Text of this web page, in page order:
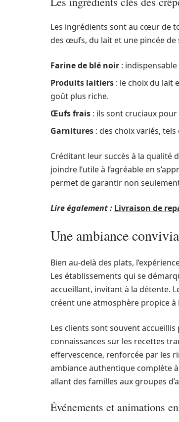
Les ingrédients sont au cœur de
des œufs, du lait et une pincée
Farine de blé noir :
Produits laitiers : le choix du lait
goût plus riche.
Œufs frais : ils sont cruciaux
Garnitures : des choix variés,
Créditant leur succès à la qualité
joindre l’utile à l’agréable en
permet de garantir non
Lire également : Livraison de
Une ambiance
Bien au-delà des plats,
Les établissements qui se
accueillant, invitant à la détente.
créent une atmosphère propice à
Les clients sont souvent
connaissances sur les recettes
effervescence, renforcée par les
ambiance authentique complète
allant des familles aux groupes
Événements et animations